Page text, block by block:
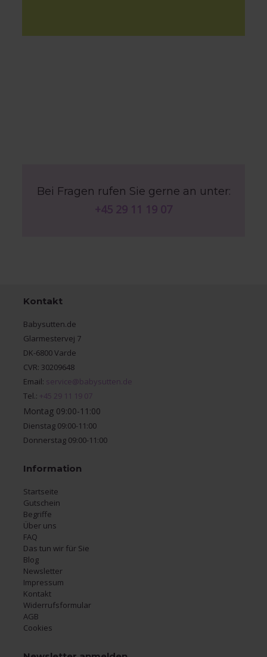
Bei Fragen rufen Sie gerne an unter:
+45 29 11 19 07
Kontakt
Babysutten.de
Glarmestervej 7
DK-6800 Varde
CVR: 30209648
Email: service@babysutten.de
Tel.: +45 29 11 19 07
Montag 09:00-11:00
Dienstag 09:00-11:00
Donnerstag 09:00-11:00
Information
Startseite
Gutschein
Begriffe
Über uns
FAQ
Das tun wir für Sie
Blog
Newsletter
Impressum
Kontakt
Widerrufsformular
AGB
Cookies